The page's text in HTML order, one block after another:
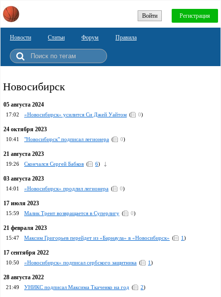
Войти Регистрация
Новости Статьи Форум Правила
Новосибирск
05 августа 2024
17:02 «Новосибирск» усилится Си Джей Уайтом ( 0)
24 октября 2023
10:41 "Новосибирск" подписал легионера ( 0)
21 августа 2023
19:26 Скончался Сергей Бабков ( 6)
03 августа 2023
14:01 «Новосибирск» продлил легионера ( 0)
17 июля 2023
15:59 Малик Трент возвращается в Суперлигу ( 0)
21 февраля 2023
15:47 Максим Григорьев перейдет из «Барнаула» в «Новосибирск» ( 1)
17 сентября 2022
10:50 «Новосибирск» подписал сербского защитника ( 1)
28 августа 2022
21:49 УНИКС подписал Максима Ткаченко на год ( 2)